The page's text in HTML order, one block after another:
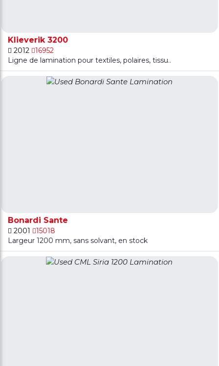
Klieverik 3200
2012
16952
Ligne de lamination pour textiles, polaires, tissu..
Bonardi Sante
2001
15018
Largeur 1200 mm, sans solvant, en stock